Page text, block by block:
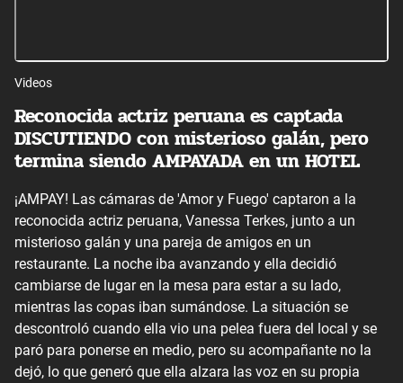
Videos
Reconocida actriz peruana es captada
DISCUTIENDO con misterioso galán, pero
termina siendo AMPAYADA en un HOTEL
¡AMPAY! Las cámaras de 'Amor y Fuego' captaron a la
reconocida actriz peruana, Vanessa Terkes, junto a un
misterioso galán y una pareja de amigos en un
restaurante. La noche iba avanzando y ella decidió
cambiarse de lugar en la mesa para estar a su lado,
mientras las copas iban sumándose. La situación se
descontroló cuando ella vio una pelea fuera del local y se
paró para ponerse en medio, pero su acompañante no la
dejó, lo que generó que ella alzara las voz en su propia